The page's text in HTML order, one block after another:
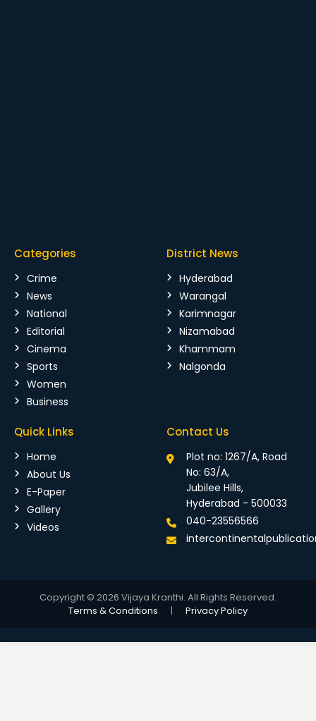
Categories
Crime
News
National
Editorial
Cinema
Sports
Women
Business
District News
Hyderabad
Warangal
Karimnagar
Nizamabad
Khammam
Nalgonda
Quick Links
Home
About Us
E-Paper
Gallery
Videos
Contact Us
Plot no: 1267/A, Road
No: 63/A,
Jubilee Hills,
Hyderabad - 500033
040-23556566
Copyright © 2026 Vijaya Kranthi. All Rights Reserved.
Terms & Conditions
| Privacy Policy